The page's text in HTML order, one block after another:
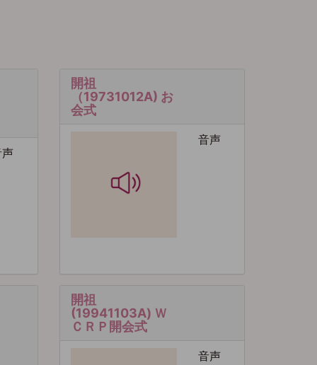
開祖
（19731012A) お
会式
音声
開祖
(19941103A) Ｗ
ＣＲＰ開会式
音声